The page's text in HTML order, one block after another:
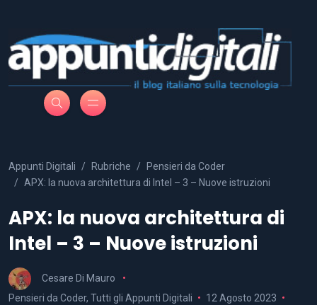
Appunti Digitali Rubriche
Pensieri da Coder
APX: la nuova architettura di Intel – 3 – Nuove istruzioni
APX: la nuova architettura di
Intel – 3 – Nuove istruzioni
Cesare Di Mauro
Pensieri da Coder, Tutti gli Appunti Digitali
12 Agosto 2023